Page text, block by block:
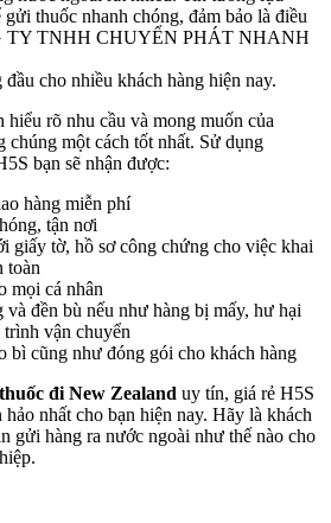
thuốc nhanh chóng, đảm bảo là điều
TY TNHH CHUYỂN PHÁT NHANH
cho nhiều khách hàng hiện nay.
rõ nhu cầu và mong muốn của
chúng một cách tốt nhất. Sử dụng
bạn sẽ nhận được:
hàng miễn phí
tận nơi
giấy tờ, hồ sơ công chứng cho việc khai
toàn
mọi cá nhân
và đền bù nếu như hàng bị mấy, hư hại
vận chuyển
bì cũng như đóng gói cho khách hàng
đi New Zealand uy tín, giá rẻ H5S
nhất cho bạn hiện nay. Hãy là khách
gửi hàng ra nước ngoài như thế nào cho